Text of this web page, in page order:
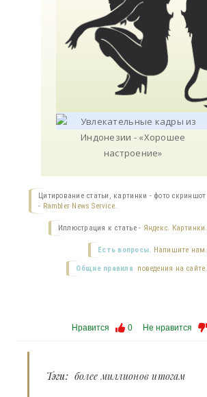
Цитирование статьи, картинки - фото скриншот
- Rambler News Service.
Иллюстрация к статье - Яндекс. Картинки.
Есть вопросы. Напишите нам.
Общие правила поведения на сайте.
Нравится 0 Не нравится
Тэги: более миллионов итогам